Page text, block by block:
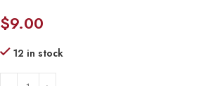
$9.00
12 in stock